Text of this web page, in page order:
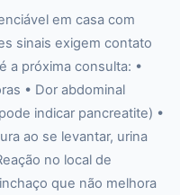
em casa com
sinais exigem contato
a próxima consulta: •
• Dor abdominal
indicar pancreatite) •
ao se levantar, urina
no local de
que não melhora